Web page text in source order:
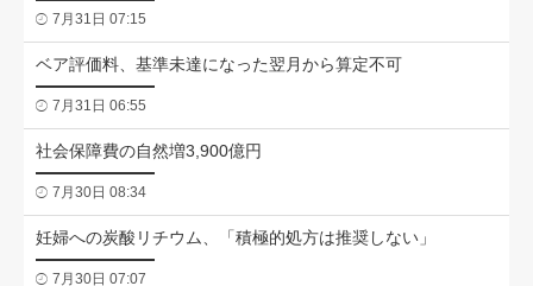
7月31日 07:15
ベア評価料、基準未達になった翌月から算定不可
7月31日 06:55
社会保障費の自然増3,900億円
7月30日 08:34
妊婦への炭酸リチウム、「積極的処方は推奨しない」
7月30日 07:07